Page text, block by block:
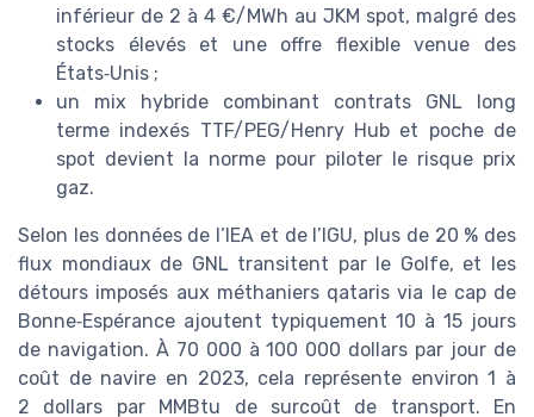
inférieur de 2 à 4 €/MWh au JKM spot, malgré des
stocks élevés et une offre flexible venue des
États‑Unis ;
un mix hybride combinant contrats GNL long
terme indexés TTF/PEG/Henry Hub et poche de
spot devient la norme pour piloter le risque prix
gaz.
Selon les données de l’IEA et de l’IGU, plus de 20 % des
flux mondiaux de GNL transitent par le Golfe, et les
détours imposés aux méthaniers qataris via le cap de
Bonne‑Espérance ajoutent typiquement 10 à 15 jours
de navigation. À 70 000 à 100 000 dollars par jour de
coût de navire en 2023, cela représente environ 1 à
2 dollars par MMBtu de surcoût de transport. En